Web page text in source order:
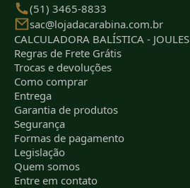
(51) 3465-8833
sac@lojadacarabina.com.br
CALCULADORA BALÍSTICA - JOULES
Regras de Frete Grátis
Trocas e devoluções
Como comprar
Entrega
Garantia de produtos
Segurança
Formas de pagamento
Legislação
Quem somos
Entre em contato